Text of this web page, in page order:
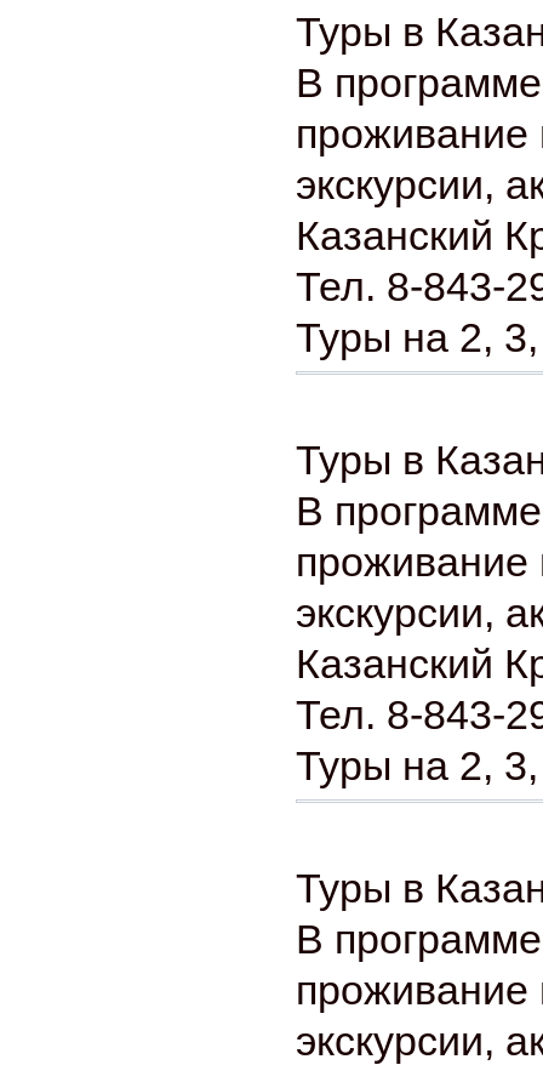
Туры в
В
проживание
экскурсии,
Казанский
Тел. 8-843-
Туры на 2,
Туры в
В
проживание
экскурсии,
Казанский
Тел. 8-843-
Туры на 2,
Туры в
В
проживание
экскурсии,